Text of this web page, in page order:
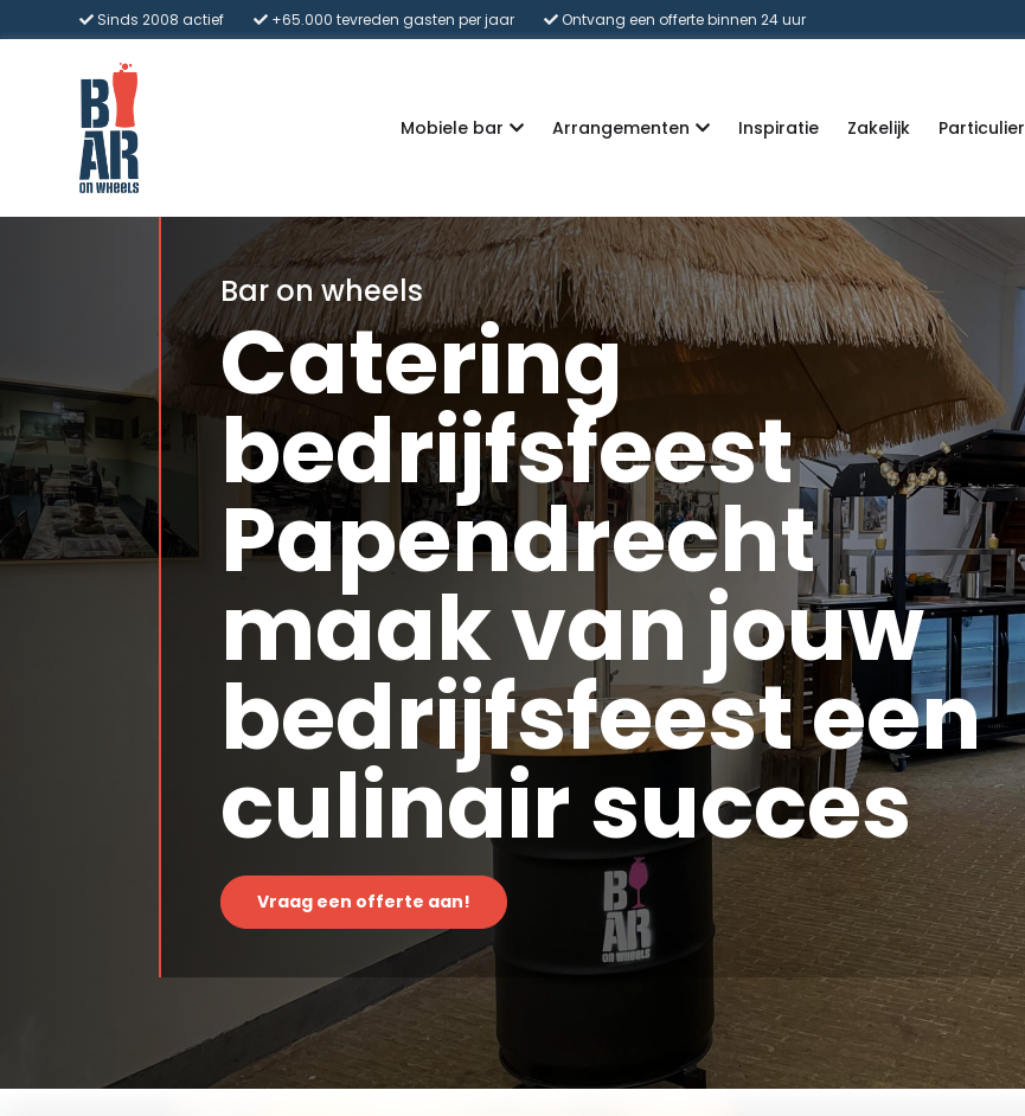
Sinds 2008 actief +65.000 tevreden gasten per jaar Ontvang een offerte binnen 24 uur
Mobiele bar Arrangementen Inspiratie Zakelijk Particulier
Bar on wheels
Catering
bedrijfsfeest
Papendrecht
maak van jouw
bedrijfsfeest een
culinair succes
Vraag een offerte aan!